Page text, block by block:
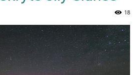
18